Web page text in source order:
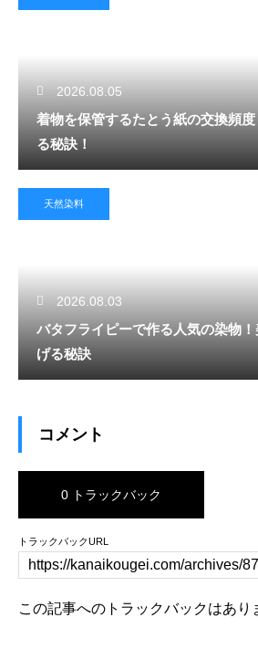
2026.08.05
着物を保管するたとう紙の交換頻
る秘訣！
天然染料
2026.08.03
バタフライピーで作る人気の染物
げる秘訣
コメント
0 トラックバック
トラックバックURL
この記事へのトラックバックはあり